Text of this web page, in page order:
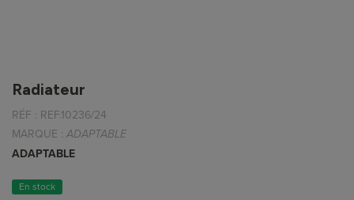
Radiateur
RÉF : REF.10236/24
MARQUE : ADAPTABLE
ADAPTABLE
En stock